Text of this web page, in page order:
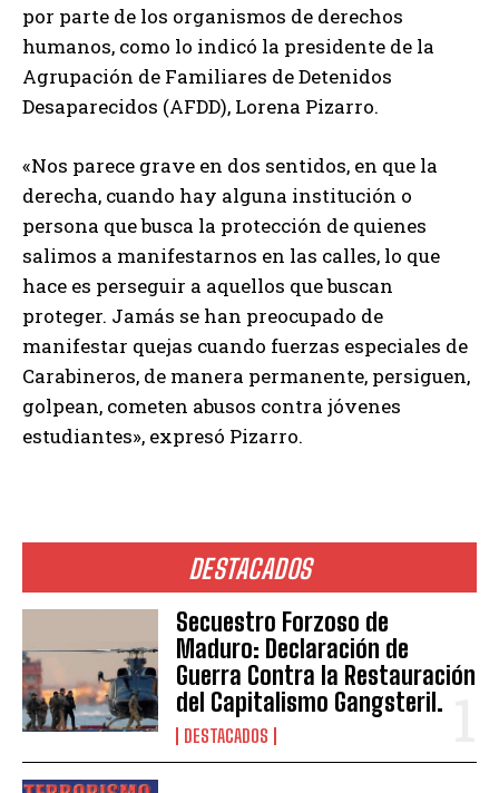
DESTACADOS
Secuestro Forzoso de
Maduro: Declaración de
Guerra Contra la Restauración
del Capitalismo Gangsteril.
DESTACADOS
por parte de los organismos de derechos
humanos, como lo indicó la presidente de la
Agrupación de Familiares de Detenidos
Desaparecidos (AFDD), Lorena Pizarro.
«Nos parece grave en dos sentidos, en que la
derecha, cuando hay alguna institución o
persona que busca la protección de quienes
salimos a manifestarnos en las calles, lo que
hace es perseguir a aquellos que buscan
proteger. Jamás se han preocupado de
manifestar quejas cuando fuerzas especiales de
Carabineros, de manera permanente, persiguen,
golpean, cometen abusos contra jóvenes
estudiantes», expresó Pizarro.